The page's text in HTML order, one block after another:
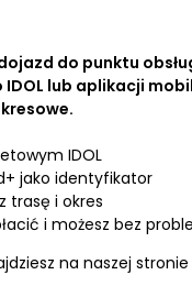
do punktu
lub aplikacji
IDOL
jako identyfikator
trasę i okres⁠
i możesz bez
na naszej